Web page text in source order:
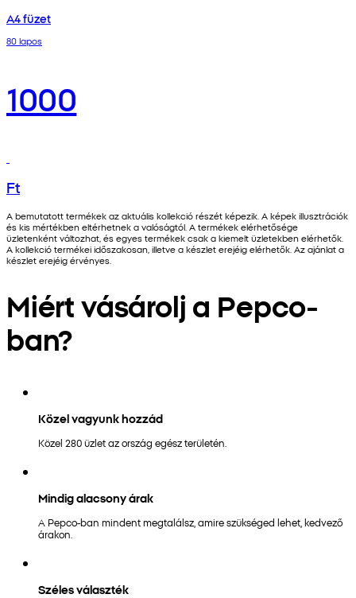
A4 füzet
80 lapos
1000
Ft
A bemutatott termékek az aktuális kollekció részét képezik. A képek illusztrációk
és kis mértékben eltérhetnek a valóságtól. A termékek elérhetősége
üzletenként változhat, és egyes termékek csak a kiemelt üzletekben elérhetők.
A kollekció termékei időszakosan, illetve a készlet erejéig elérhetők. Az ajánlat a
készlet erejéig érvényes.
Miért vásárolj a Pepco-
ban?
Közel vagyunk hozzád
Közel 280 üzlet az ország egész területén.
Mindig alacsony árak
A Pepco-ban mindent megtalálsz, amire szükséged lehet, kedvező
árakon.
Széles választék